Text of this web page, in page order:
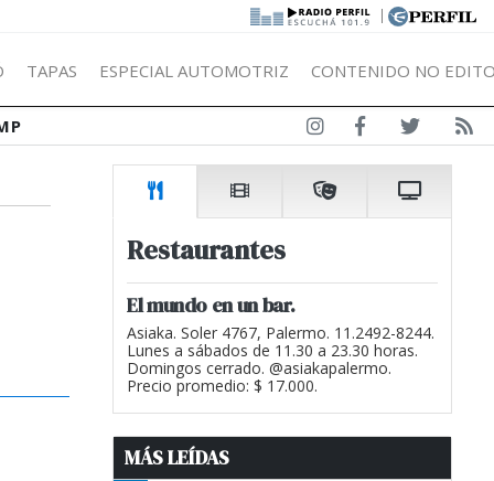
|
TAPAS ESPECIAL AUTOMOTRIZ CONTENIDO NO
Restaurantes
El mundo en un bar.
Asiaka. Soler 4767, Palermo. 11.2492-8244.
Lunes a sábados de 11.30 a 23.30 horas.
Domingos cerrado. @asiakapalermo.
Precio promedio: $ 17.000.
MÁS LEÍDAS